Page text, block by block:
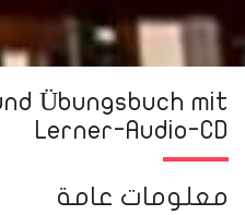
Übungsbuch mit
Lerner-Audio-CD
معلومات عامة